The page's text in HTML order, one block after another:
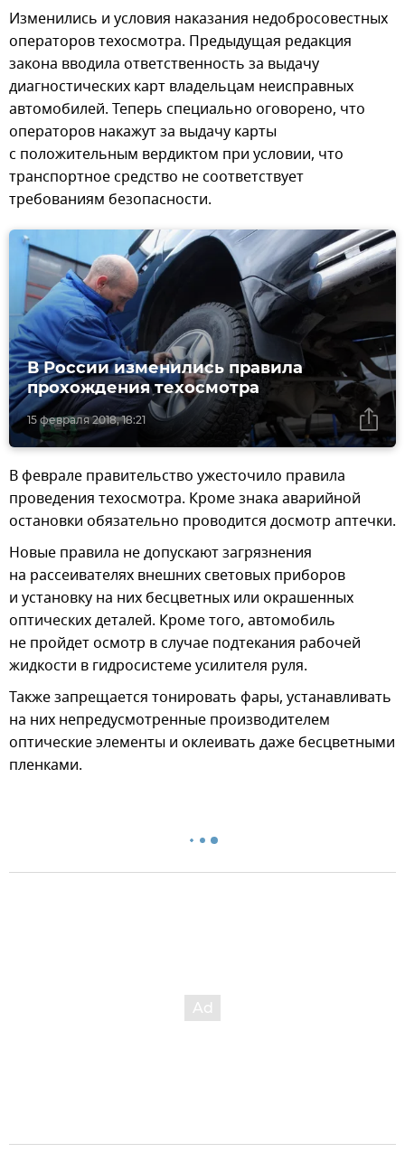
Изменились и условия наказания недобросовестных
операторов техосмотра. Предыдущая редакция
закона вводила ответственность за выдачу
диагностических карт владельцам неисправных
автомобилей. Теперь специально оговорено, что
операторов накажут за выдачу карты
с положительным вердиктом при условии, что
транспортное средство не соответствует
требованиям безопасности.
15 февраля 2018, 18:21
В России изменились правила
прохождения техосмотра
В феврале правительство ужесточило правила
проведения техосмотра. Кроме знака аварийной
остановки обязательно проводится досмотр аптечки.
Новые правила не допускают загрязнения
на рассеивателях внешних световых приборов
и установку на них бесцветных или окрашенных
оптических деталей. Кроме того, автомобиль
не пройдет осмотр в случае подтекания рабочей
жидкости в гидросистеме усилителя руля.
Также запрещается тонировать фары, устанавливать
на них непредусмотренные производителем
оптические элементы и оклеивать даже бесцветными
пленками.